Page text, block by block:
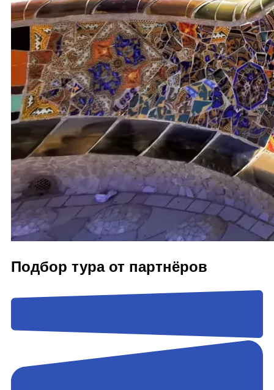
Подбор тура от партнёров